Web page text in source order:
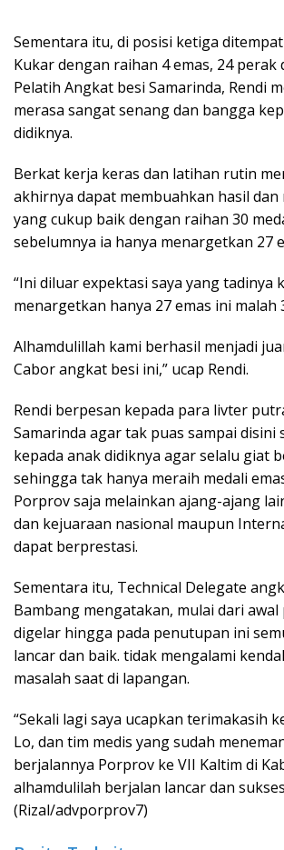
Sementara itu, di posisi ketiga
Kukar dengan raihan 4 emas, 24 perak
Pelatih Angkat besi Samarinda, Rendi
merasa sangat senang dan bangga
didiknya.
Berkat kerja keras dan latihan rutin
akhirnya dapat membuahkan hasil
yang cukup baik dengan raihan 30
sebelumnya ia hanya menargetkan 27
“Ini diluar expektasi saya yang tadinya
menargetkan hanya 27 emas ini malah
Alhamdulillah kami berhasil menjadi
Cabor angkat besi ini,” ucap Rendi.
Rendi berpesan kepada para livter
Samarinda agar tak puas sampai disini
kepada anak didiknya agar selalu giat
sehingga tak hanya meraih medali
Porprov saja melainkan ajang-ajang
dan kejuaraan nasional maupun
dapat berprestasi.
Sementara itu, Technical Delegate
Bambang mengatakan, mulai dari
digelar hingga pada penutupan ini
lancar dan baik. tidak mengalami
masalah saat di lapangan.
“Sekali lagi saya ucapkan terimakasih
Lo, dan tim medis yang sudah
berjalannya Porprov ke VII Kaltim di
alhamdulilah berjalan lancar dan
(Rizal/advporprov7)